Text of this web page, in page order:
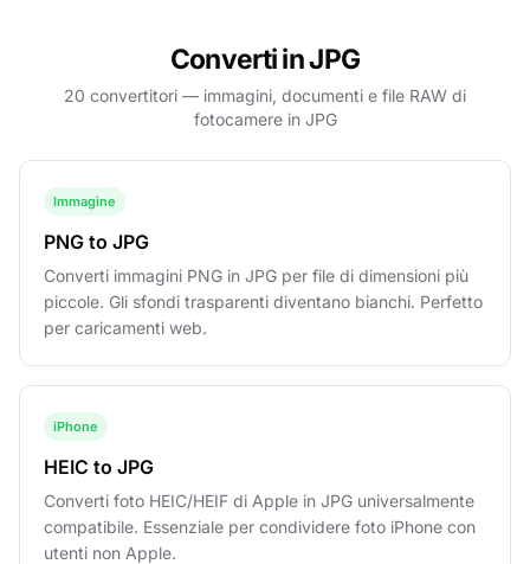
Converti in JPG
20 convertitori — immagini, documenti e file RAW di
fotocamere in JPG
Immagine
PNG to JPG
Converti immagini PNG in JPG per file di dimensioni più
piccole. Gli sfondi trasparenti diventano bianchi. Perfetto
per caricamenti web.
iPhone
HEIC to JPG
Converti foto HEIC/HEIF di Apple in JPG universalmente
compatibile. Essenziale per condividere foto iPhone con
utenti non Apple.